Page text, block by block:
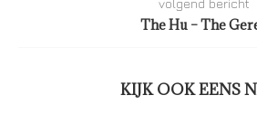
volgend bericht
The Hu – The
KIJK OOK EENS